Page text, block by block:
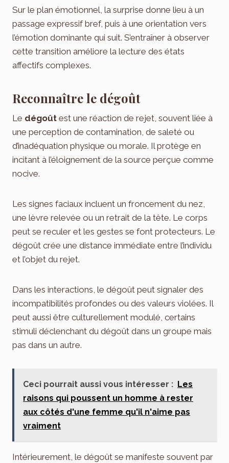
Sur le plan émotionnel, la surprise donne lieu à un
passage expressif bref, puis à une orientation vers
l’émotion dominante qui suit. S’entraîner à observer
cette transition améliore la lecture des états
affectifs complexes.
Reconnaître le dégoût
Le dégoût est une réaction de rejet, souvent liée à
une perception de contamination, de saleté ou
d’inadéquation physique ou morale. Il protège en
incitant à l’éloignement de la source perçue comme
nocive.
Les signes faciaux incluent un froncement du nez,
une lèvre relevée ou un retrait de la tête. Le corps
peut se reculer et les gestes se font protecteurs. Le
dégoût crée une distance immédiate entre l’individu
et l’objet du rejet.
Dans les interactions, le dégoût peut signaler des
incompatibilités profondes ou des valeurs violées. Il
peut aussi être culturellement modulé, certains
stimuli déclenchant du dégoût dans un groupe mais
pas dans un autre.
Ceci pourrait aussi vous intéresser : Les
raisons qui poussent un homme à rester
aux côtés d'une femme qu'il n'aime pas
vraiment
Intérieurement, le dégoût se manifeste souvent par